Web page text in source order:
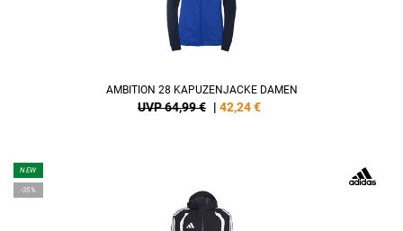
AMBITION 28 KAPUZENJACKE DAMEN
UVP 64,99 € | 42,24€
NEW
-35%